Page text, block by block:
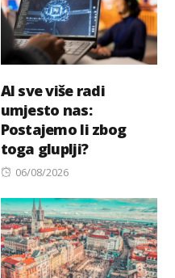
AI sve više radi
umjesto nas:
Postajemo li zbog
toga gluplji?
Posted
06/08/2026